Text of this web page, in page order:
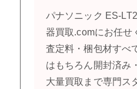
パナソニック ES-
器買取.comにお任せ
査定料・梱包材すべ
はもちろん開封済み
大量買取まで専門ス